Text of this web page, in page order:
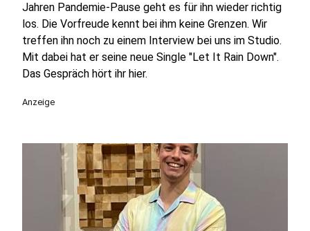
Jahren Pandemie-Pause geht es für ihn wieder richtig
los. Die Vorfreude kennt bei ihm keine Grenzen. Wir
treffen ihn noch zu einem Interview bei uns im Studio.
Mit dabei hat er seine neue Single "Let It Rain Down".
Das Gespräch hört ihr hier.
Anzeige